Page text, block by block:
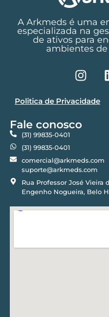
A Arkmeds é uma
especializada na
de ativos para
ambientes
Politica de Privacidade
Fale conosco
(31) 99835-0401
(31) 99835-0401
comercial@arkmeds.com
suporte@arkmeds.com
Rua Professor José Vieira
Engenho Nogueira, Belo